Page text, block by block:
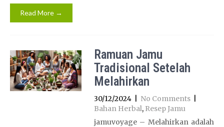
Read More →
Ramuan Jamu
Tradisional Setelah
Melahirkan
30/12/2024 No Comments
Bahan Herbal, Resep Jamu
jamuvoyage – Melahirkan adalah